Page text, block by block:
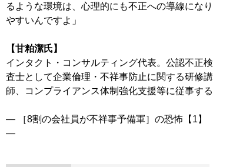
るような環境は、心理的にも不正への導線になり
やすいんですよ」
【甘粕潔氏】
インタクト・コンサルティング代表。公認不正検
査士として企業倫理・不祥事防止に関する研修講
師、コンプライアンス体制強化支援等に従事する
― ［8割の会社員が不祥事予備軍］の恐怖【1】